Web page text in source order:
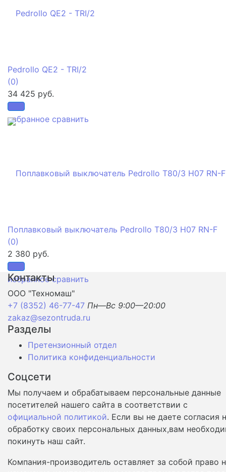
избранное сравнить
Pedrollo QE2 - TRI/2
(0)
34 425 руб.
избранное сравнить
Поплавковый выключатель Pedrollo T80/3 H07 RN-F
(0)
2 380 руб.
Контакты
ООО "Техномаш"
+7 (8352) 46-77-47 Пн—Вс 9:00—20:00
zakaz@sezontruda.ru
Разделы
Претензионный отдел
Политика конфиденциальности
Соцсети
Мы получаем и обрабатываем персональные данные
посетителей нашего сайта в соответствии с
официальной политикой. Если вы не даете согласия
обработку своих персональных данных,вам
покинуть наш сайт.
Компания-производитель оставляет за собой право